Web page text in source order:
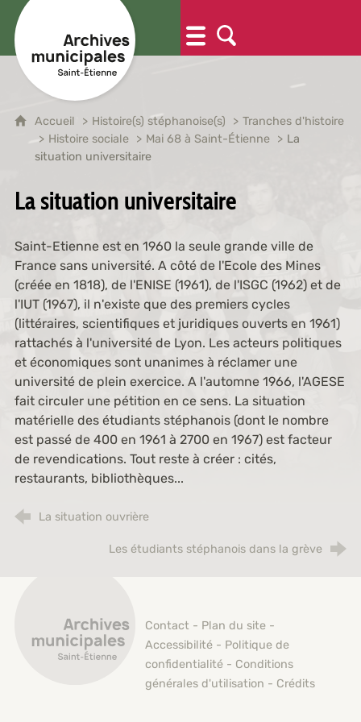
Accueil Histoire(s) stéphanoise(s)
Tranches d'histoire
Histoire sociale
Mai 68 à Saint-Étienne
La
situation universitaire
La situation universitaire
Saint-Etienne est en 1960 la seule grande ville de
France sans université. A côté de l'Ecole des Mines
(créée en 1818), de l'ENISE (1961), de l'ISGC (1962) et de
l'IUT (1967), il n'existe que des premiers cycles
(littéraires, scientifiques et juridiques ouverts en 1961)
rattachés à l'université de Lyon. Les acteurs politiques
et économiques sont unanimes à réclamer une
université de plein exercice. A l'automne 1966, l'AGESE
fait circuler une pétition en ce sens. La situation
matérielle des étudiants stéphanois (dont le nombre
est passé de 400 en 1961 à 2700 en 1967) est facteur
de revendications. Tout reste à créer : cités,
restaurants, bibliothèques...
La situation ouvrière
Les étudiants stéphanois dans la grève
Contact - Plan du site -
Accessibilité - Politique de
confidentialité - Conditions
générales d'utilisation - Crédits